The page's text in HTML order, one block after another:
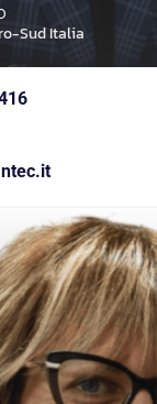
Sud Italia